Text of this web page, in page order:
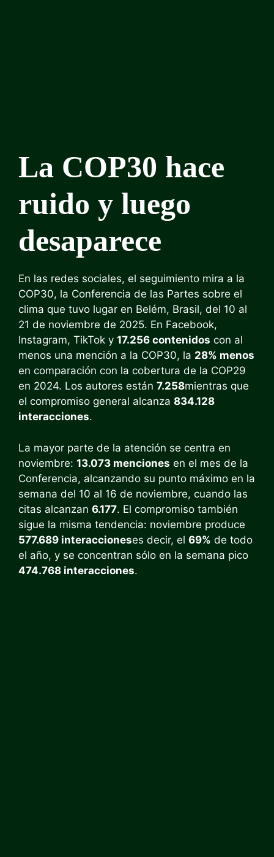
La COP30 hace
ruido y luego
desaparece
En las redes sociales, el seguimiento mira a la
COP30, la Conferencia de las Partes sobre el
clima que tuvo lugar en Belém, Brasil, del 10 al
21 de noviembre de 2025. En Facebook,
Instagram, TikTok y 17.256 contenidos con al
menos una mención a la COP30, la 28% menos
en comparación con la cobertura de la COP29
en 2024. Los autores están 7.258mientras que
el compromiso general alcanza 834.128
interacciones.
La mayor parte de la atención se centra en
noviembre: 13.073 menciones en el mes de la
Conferencia, alcanzando su punto máximo en la
semana del 10 al 16 de noviembre, cuando las
citas alcanzan 6.177. El compromiso también
sigue la misma tendencia: noviembre produce
577.689 interaccioneses decir, el 69% de todo
el año, y se concentran sólo en la semana pico
474.768 interacciones.